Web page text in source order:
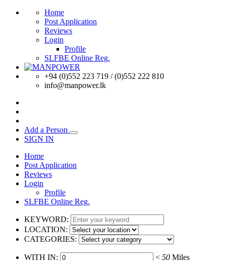
Home
Post Application
Reviews
Login
Profile
SLFBE Online Reg.
+94 (0)552 223 719 / (0)552 222 810
info@manpower.lk
Add a Person
SIGN IN
Home
Post Application
Reviews
Login
Profile
SLFBE Online Reg.
KEYWORD:
LOCATION:
CATEGORIES:
WITH IN: < 50 Miles